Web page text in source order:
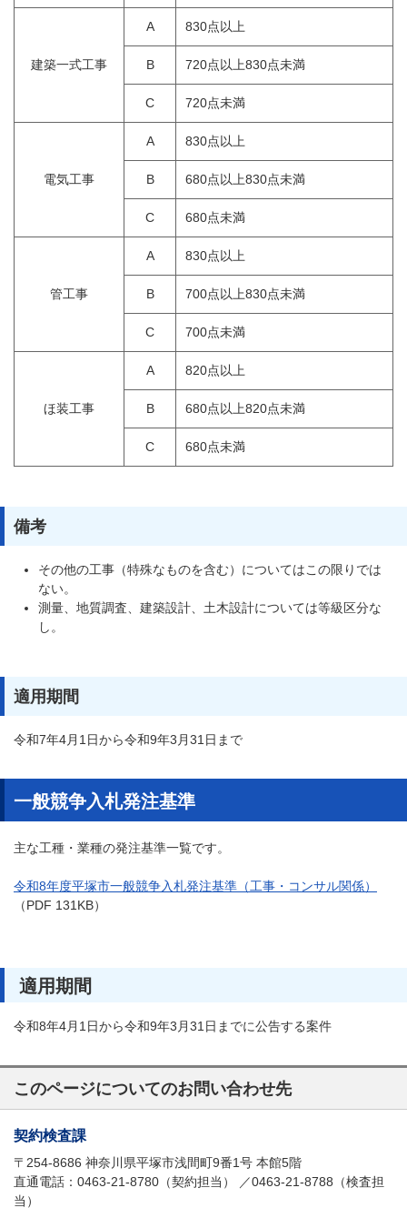
建築一式工事
A 830点以上
B 720点以上830点未満
C 720点未満
電気工事
A 830点以上
B 680点以上830点未満
C 680点未満
管工事
A 830点以上
B 700点以上830点未満
C 700点未満
ほ装工事
A 820点以上
B 680点以上820点未満
C 680点未満
備考
その他の工事（特殊なものを含む）についてはこの限りでは
ない。
測量、地質調査、建築設計、土木設計については等級区分な
し。
適用期間
令和7年4月1日から令和9年3月31日まで
一般競争入札発注基準
主な工種・業種の発注基準一覧です。
令和8年度平塚市一般競争入札発注基準（工事・コンサル関係）
（PDF 131KB）
適用期間
令和8年4月1日から令和9年3月31日までに公告する案件
このページについてのお問い合わせ先
契約検査課
〒254-8686 神奈川県平塚市浅間町9番1号 本館5階
直通電話：0463-21-8780（契約担当） ／0463-21-8788（検査担
当）